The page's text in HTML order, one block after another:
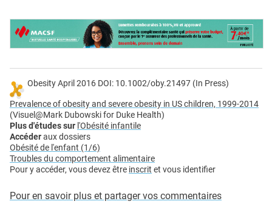
Obesity April 2016 DOI: 10.1002/oby.21497 (In Press)
Prevalence of obesity and severe obesity in US children, 1999-2014
(Visuel@Mark Dubowski for Duke Health)
Plus d'études sur l'Obésité infantile
Accéderaux dossiers
Obésité de l'enfant (1/6)
Troubles du comportement alimentaire
Pour y accéder, vous devez être inscrit et vous identifier
Pour en savoir plus et partager vos commentaires